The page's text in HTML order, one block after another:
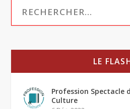
LE
Profession Spectacle
Culture